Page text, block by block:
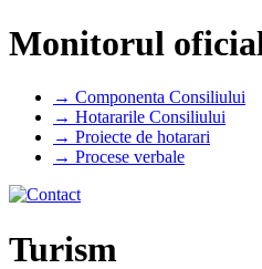
Monitorul
→ Componenta Consiliului
→ Hotararile Consiliului
→ Proiecte de hotarari
→ Procese verbale
Turism